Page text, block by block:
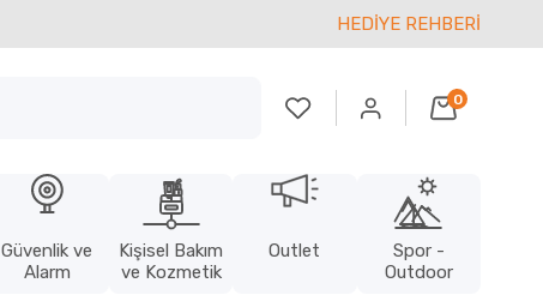
HEDİYE REHBERİ
0
Güvenlik ve
Alarm
Kişisel Bakım
ve Kozmetik
Outlet
Spor -
Outdoor